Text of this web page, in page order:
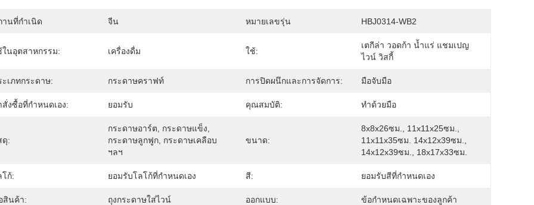
านที่กำเนิด จีน หมายเลขรุ่น HBJ0314-WB2
ในอุตสาหกรรม: เครื่องดื่ม ใช้:
เตกีล่า วอดก้า น้ำแร่ แชมเปญ
ไวน์ วิสกี้
ะเภทกระดาษ: กระดาษคราฟท์ การปิดผนึกและการจัดการ: มือจับมือ
สั่งซื้อที่กำหนดเอง: ยอมรับ คุณสมบัติ: ทำด้วยมือ
ดุ:
กระดาษอาร์ต, กระดาษแข็ง,
กระดาษลูกฟูก, กระดาษเคลือบ
ฯลฯ
ขนาด:
8x8x26ซม., 11x11x25ซม.,
11x11x35ซม. 14x12x39ซม.,
14x12x39ซม., 18x17x33ซม.
โก้: ยอมรับโลโก้ที่กำหนดเอง สี: ยอมรับสีที่กำหนดเอง
สินค้า: ถุงกระดาษใส่ไวน์ ออกแบบ: ข้อกำหนดเฉพาะของลูกค้า